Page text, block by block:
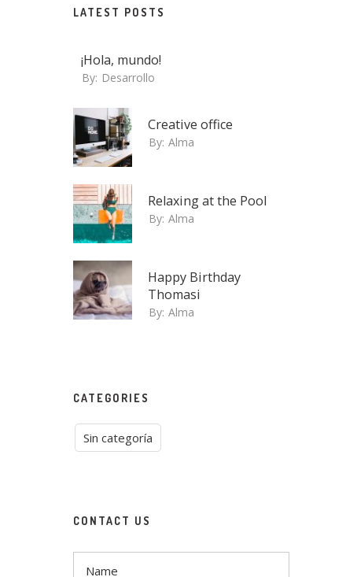
LATEST POSTS
¡Hola, mundo!
By: Desarrollo
Creative office
By: Alma
Relaxing at the Pool
By: Alma
Happy Birthday
Thomasi
By: Alma
CATEGORIES
Sin categoría
CONTACT US